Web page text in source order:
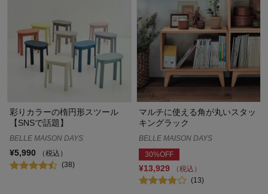
彩りカラーの楕円形スツール
【SNSで話題】
BELLE MAISON DAYS
¥5,990
（税込）
(38)
マルチに使える角が丸いスタッ
キングラック
BELLE MAISON DAYS
30%OFF
¥13,929
（税込）
(13)